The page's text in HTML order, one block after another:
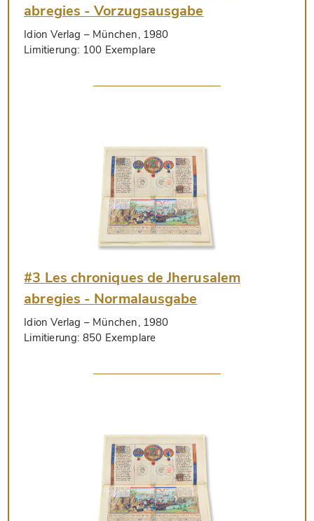
abregies - Vorzugsausgabe
Idion Verlag – München, 1980
Limitierung: 100 Exemplare
#3 Les chroniques de Jherusalem
abregies - Normalausgabe
Idion Verlag – München, 1980
Limitierung: 850 Exemplare